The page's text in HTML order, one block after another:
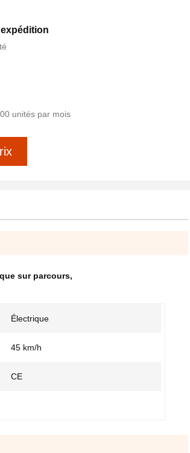
unités par mois
sur parcours,
Électrique
45 km/h
CE